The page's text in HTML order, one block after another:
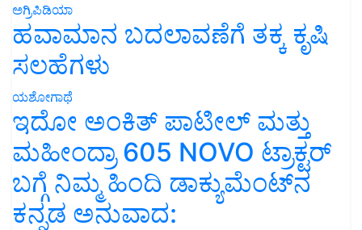
ಅಗ್ರಿಪಿಡಿಯಾ
ಹವಾಮಾನ ಬದಲಾವಣೆಗೆ ತಕ್ಕ ಕೃಷಿ
ಸಲಹೆಗಳು
ಯಶೋಗಾಥೆ
ಇದೋ ಅಂಕಿತ್ ಪಾಟೀಲ್ ಮತ್ತು
ಮಹೀಂದ್ರಾ 605 NOVO ಟ್ರಾಕ್ಟರ್
ಬಗ್ಗೆ ನಿಮ್ಮ ಹಿಂದಿ ಡಾಕ್ಯುಮೆಂಟ್‌ನ
ಕನ್ನಡ ಅನುವಾದ: